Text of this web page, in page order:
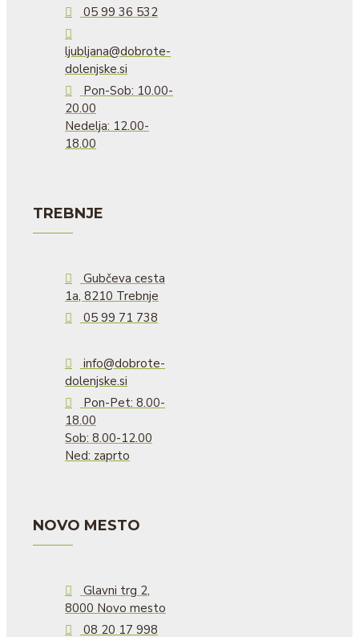
05 99 36 532
ljubljana@dobrote-
dolenjske.si
Pon-Sob: 10.00-
20.00
Nedelja: 12.00-
18.00
TREBNJE
Gubčeva cesta
1a, 8210 Trebnje
05 99 71 738
info@dobrote-
dolenjske.si
Pon-Pet: 8.00-
18.00
Sob: 8.00-12.00
Ned: zaprto
NOVO MESTO
Glavni trg 2,
8000 Novo mesto
08 20 17 998